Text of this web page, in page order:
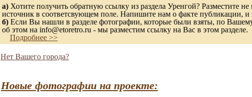
а) Хотите получить обратную ссылку из раздела Уренгой? Разместите
источник в соответсвующем поле. Напишите нам о факте публикации,
б) Если Вы нашли в разделе фотографии, которые были взяты, по
об этом на info@etoretro.ru - мы разместим ссылку на Вас в этом разделе.
Подробнее >>
Нет Вашего города?
Новые фотографии на проекте: